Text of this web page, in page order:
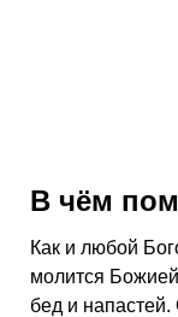
В чём
Как и любой
молится
бед и